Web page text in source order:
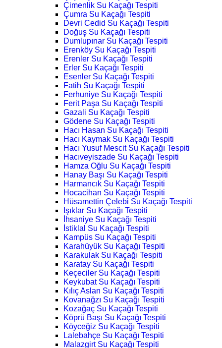
Çimenlik Su Kaçağı Tespiti
Çumra Su Kaçağı Tespiti
Devri Cedid Su Kaçağı Tespiti
Doğuş Su Kaçağı Tespiti
Dumlupınar Su Kaçağı Tespiti
Erenköy Su Kaçağı Tespiti
Erenler Su Kaçağı Tespiti
Erler Su Kaçağı Tespiti
Esenler Su Kaçağı Tespiti
Fatih Su Kaçağı Tespiti
Ferhuniye Su Kaçağı Tespiti
Ferit Paşa Su Kaçağı Tespiti
Gazali Su Kaçağı Tespiti
Gödene Su Kaçağı Tespiti
Hacı Hasan Su Kaçağı Tespiti
Hacı Kaymak Su Kaçağı Tespiti
Hacı Yusuf Mescit Su Kaçağı Tespiti
Hacıveyiszade Su Kaçağı Tespiti
Hamza Oğlu Su Kaçağı Tespiti
Hanay Başı Su Kaçağı Tespiti
Harmancık Su Kaçağı Tespiti
Hocacihan Su Kaçağı Tespiti
Hüsamettin Çelebi Su Kaçağı Tespiti
Işıklar Su Kaçağı Tespiti
İhsaniye Su Kaçağı Tespiti
İstiklal Su Kaçağı Tespiti
Kampüs Su Kaçağı Tespiti
Karahüyük Su Kaçağı Tespiti
Karakulak Su Kaçağı Tespiti
Karatay Su Kaçağı Tespiti
Keçeciler Su Kaçağı Tespiti
Keykubat Su Kaçağı Tespiti
Kılıç Aslan Su Kaçağı Tespiti
Kovanağzı Su Kaçağı Tespiti
Kozağaç Su Kaçağı Tespiti
Köprü Başı Su Kaçağı Tespiti
Köyceğiz Su Kaçağı Tespiti
Lalebahçe Su Kaçağı Tespiti
Malazgirt Su Kaçağı Tespiti